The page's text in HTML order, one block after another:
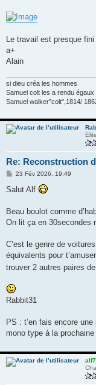
g
e
Le travail est presque
a+
Alain
si dieu créa les hommes
Samuel colt les a rendu égaux
Samuel walker"colt",1814/
Elite
Re: Reconstruction
M
s
g
23 Fév 2026, 19:49
Salut Alf
Beau boulot comme
On lit ça en 30secondes
C’est le genre de
équivalents pour
trouver 2 autres paires
Rabbit31
PS : t’en fais encore
mono type à la prochaine